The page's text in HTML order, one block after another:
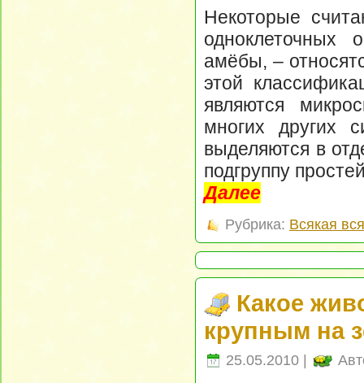
Некоторые
одноклеточных
амёбы, –
этой
являются
многих других
выделяются в
подгруппу
Далее
Рубрика: Всякая
Какое
крупным на
25.05.2010 |